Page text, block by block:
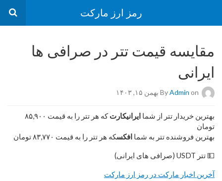
رمز ارز مارکت
مقایسه قیمت تتر در صرافی ها
ایرانی
ByAdmin on بهمن ۱۵, ۱۴۰۳
بهترین خریدار تتر از شما ایرانیکارت
که هر تتر را به قیمت ۸۵,۹۰۰
تومان
بهترین فروشنده تتر به شما افکسکه هر تتر را به قیمت ۸۳,۷۷۰ تومان
💵 تتر USDT (صرافی های ایرانی)
آخرین اخبار مارکت در رمز ارز مارکت